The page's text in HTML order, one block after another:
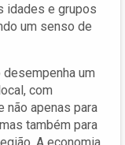
idades e grupos
um senso de
um
com
não apenas para
também para
A economia